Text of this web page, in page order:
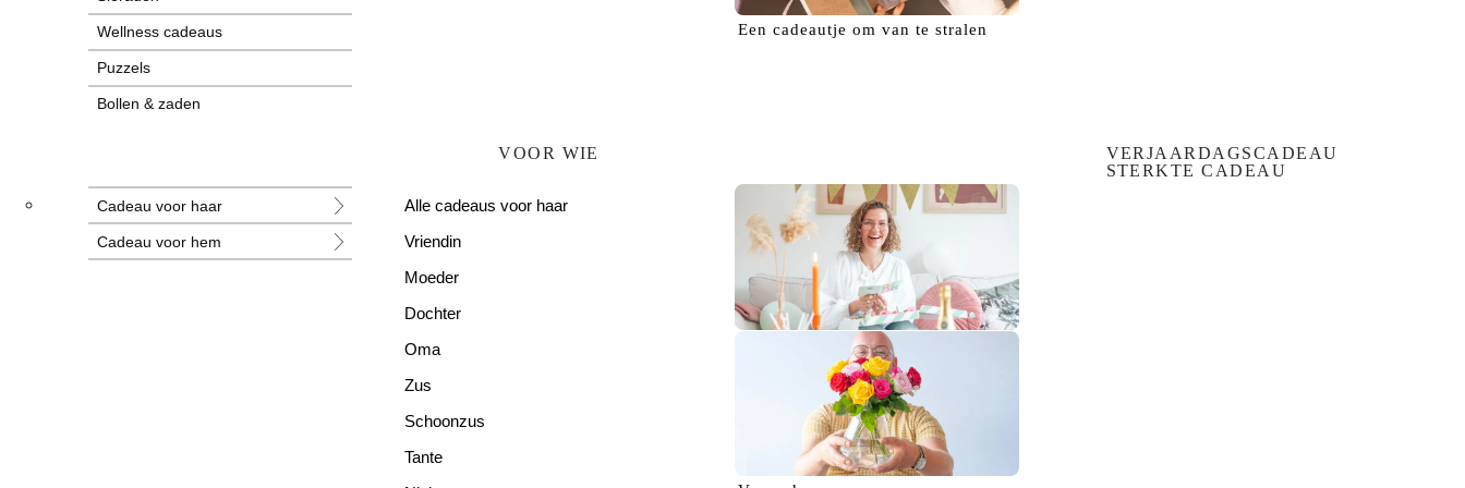
Wellness cadeaus
Puzzels
Bollen & zaden
Nieuwe cadeaus
Alle cadeaus
Eencadeautje om van te stralen
VOOR WIE
Cadeau voor haar
Cadeau voor hem
Alle cadeaus voor haar
Vriendin
Moeder
Dochter
Oma
Zus
Schoonzus
Tante
VERJAARDAGSCADEAU
STERKTE CADEAU